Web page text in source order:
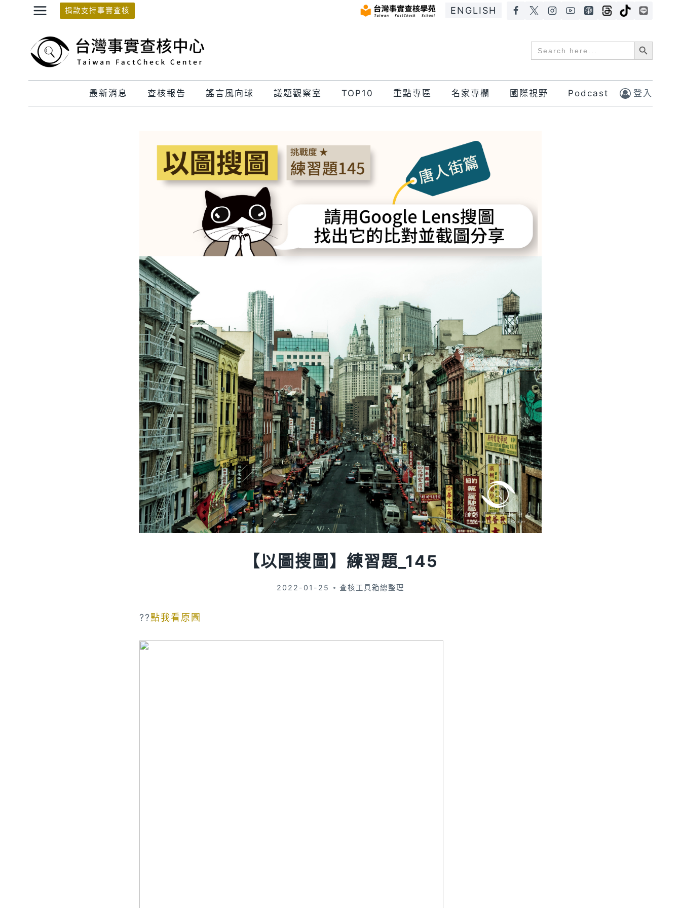
捐款支持事實查核 ENGLISH
Search
for:
Search Button
最新消息 查核報告 謠言風向球 議題觀察室 TOP10 重點專區 名家專欄 國際視野 Podcast 登入
【以圖搜圖】練習題_145
2022-01-25 查核工具箱總整理
??點我看原圖